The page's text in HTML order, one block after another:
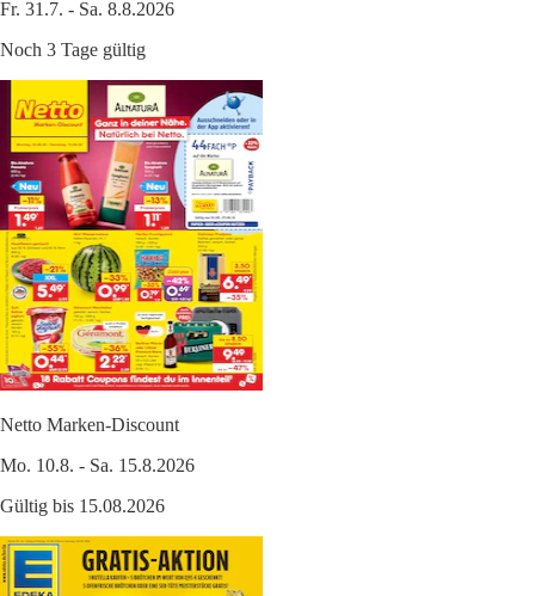
Fr. 31.7. - Sa. 8.8.2026
Noch 3 Tage gültig
Netto Marken-Discount
Mo. 10.8. - Sa. 15.8.2026
Gültig bis 15.08.2026